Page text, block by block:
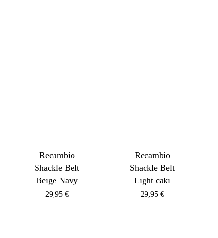
Recambio
Shackle Belt
Beige Navy
29,95€
Recambio
Shackle Belt
Light caki
29,95€